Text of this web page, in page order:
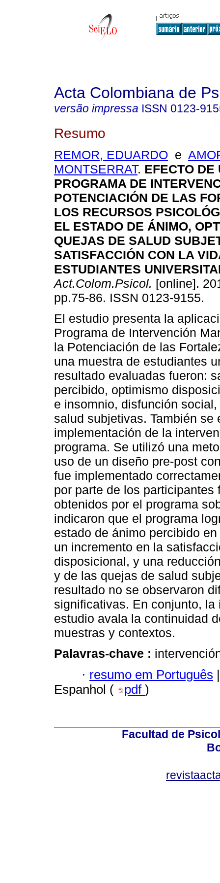
Acta Colombiana de
versão impressa ISSN 0123-
Resumo
REMOR, EDUARDO e
MONTSERRAT. EFECTO DE
PROGRAMA DE
POTENCIACIÓN DE LAS
LOS RECURSOS
EL ESTADO DE ÁNIMO,
QUEJAS DE SALUD
SATISFACCIÓN CON LA
ESTUDIANTES
Act.Colom.Psicol. [online].
pp.75-86. ISSN 0123-9155.
El estudio presenta la
Programa de Intervención
la Potenciación de las
una muestra de estudiantes
resultado evaluadas fueron:
percibido, optimismo
e insomnio, disfunción
salud subjetivas. También
implementación de la
programa. Se utilizó una
uso de un diseño pre-post
fue implementado
por parte de los
obtenidos por el programa
indicaron que el programa
estado de ánimo percibido
un incremento en la
disposicional, y una
y de las quejas de salud
resultado no se observaron
significativas. En conjunto,
estudio avala la continuidad
muestras y contextos.
Palavras-chave :
· resumo em Português |
Espanhol (
pdf )
Facultad de